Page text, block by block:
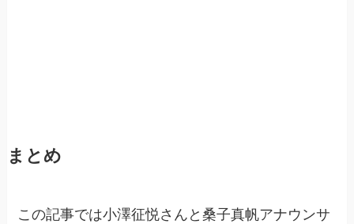
まとめ
この記事では小澤征悦さんと桑子真帆アナウンサ